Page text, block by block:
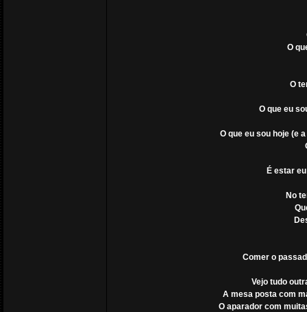
O
O
O que eu
O que eu sou hoje (e
É estar
No
Comer o
Vejo tudo
A mesa posta com
O aparador com